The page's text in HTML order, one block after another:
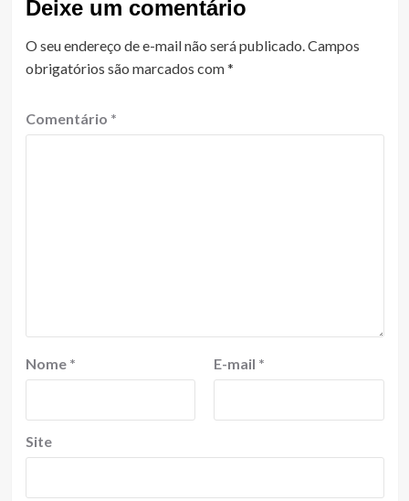
Deixe um comentário
O seu endereço de e-mail não será publicado.Campos
obrigatórios são marcados com*
Comentário *
Nome * E-mail *
Site